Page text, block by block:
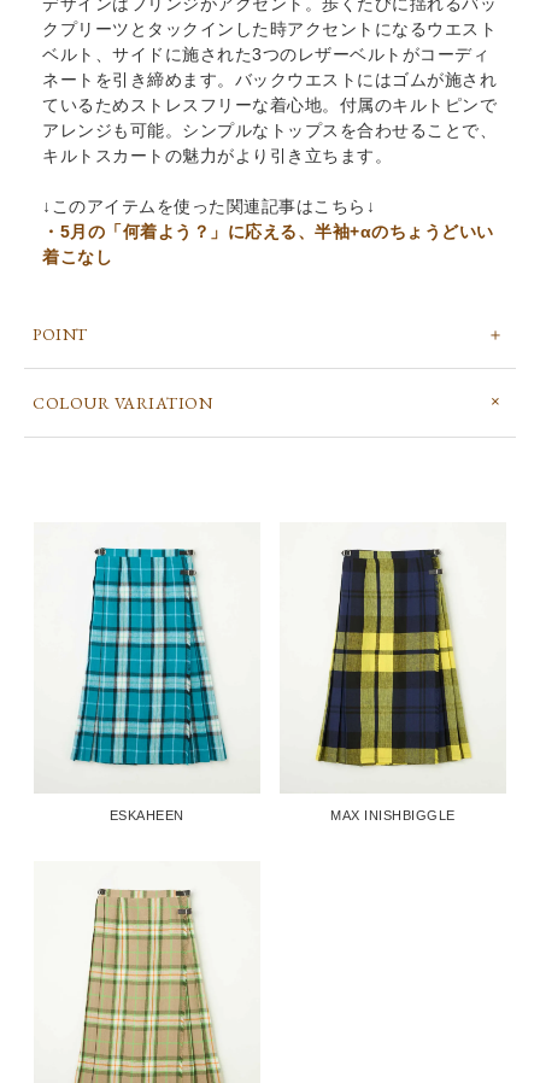
クプリーツとタックインした時アクセントになるウエスト
ベルト、サイドに施された3つのレザーベルトがコーディ
ネートを引き締めます。バックウエストにはゴムが施され
ているためストレスフリーな着心地。付属のキルトピンで
アレンジも可能。シンプルなトップスを合わせることで、
キルトスカートの魅力がより引き立ちます。
↓このアイテムを使った関連記事はこちら↓
・5月の「何着よう？」に応える、半袖+αのちょうどいい
着こなし
POINT
COLOUR VARIATION
ESKAHEEN MAX INISHBIGGLE